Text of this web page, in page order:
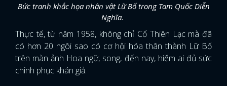
Bức tranh khắc họa nhân vật Lữ Bố trong Tam Quốc Diễn
Nghĩa.
Thực tế, từ năm 1958, không chỉ Cổ Thiên Lạc mà đã
có hơn 20 ngôi sao có cơ hội hóa thân thành Lữ Bố
trên màn ảnh Hoa ngữ, song, đến nay, hiếm ai đủ sức
chinh phục khán giả.